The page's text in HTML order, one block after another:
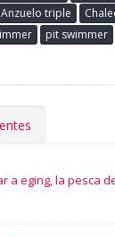
Anzuelo triple
pit swimmer
a eging, la pesca